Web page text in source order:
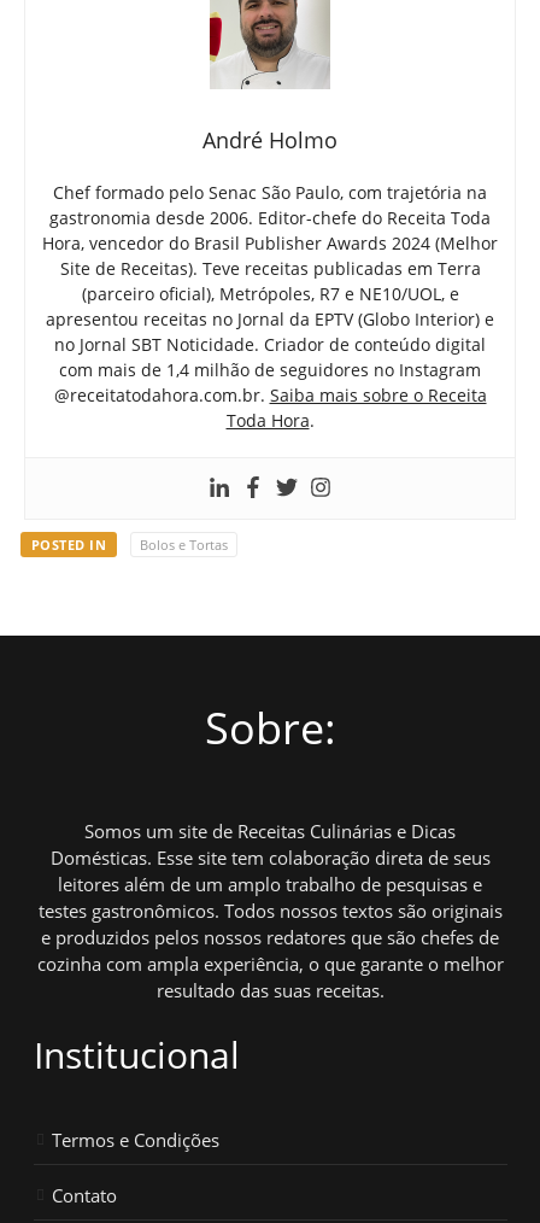
André Holmo
Chef formado pelo Senac São Paulo, com trajetória na
gastronomia desde 2006. Editor-chefe do Receita Toda
Hora, vencedor do Brasil Publisher Awards 2024 (Melhor
Site de Receitas). Teve receitas publicadas em Terra
(parceiro oficial), Metrópoles, R7 e NE10/UOL, e
apresentou receitas no Jornal da EPTV (Globo Interior) e
no Jornal SBT Noticidade. Criador de conteúdo digital
com mais de 1,4 milhão de seguidores no Instagram
@receitatodahora.com.br. Saiba mais sobre o Receita
Toda Hora.
POSTED IN Bolos e Tortas
Sobre:
Somos um site de Receitas Culinárias e Dicas
Domésticas. Esse site tem colaboração direta de seus
leitores além de um amplo trabalho de pesquisas e
testes gastronômicos. Todos nossos textos são originais
e produzidos pelos nossos redatores que são chefes de
cozinha com ampla experiência, o que garante o melhor
resultado das suas receitas.
Institucional
Termos e Condições
Contato